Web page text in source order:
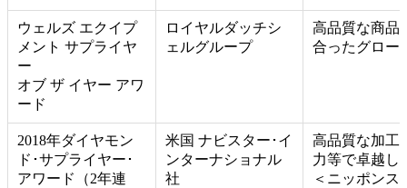
人的資本
地域・社会との共生
コーポレート・ガバナンス
社外からの表彰
ウェルズ エクイプ
メント サプライヤ
ー
オブ ザ イヤー アワ
ード
ロイヤルダッチシ
ェルグループ
高品質な商品
合ったグロー
2018年ダイヤモン
ド･サプライヤー･
アワード（2年連
米国 ナビスター･イ
ンターナショナル
社
高品質な加工
力等で卓越し
＜ニッポンス